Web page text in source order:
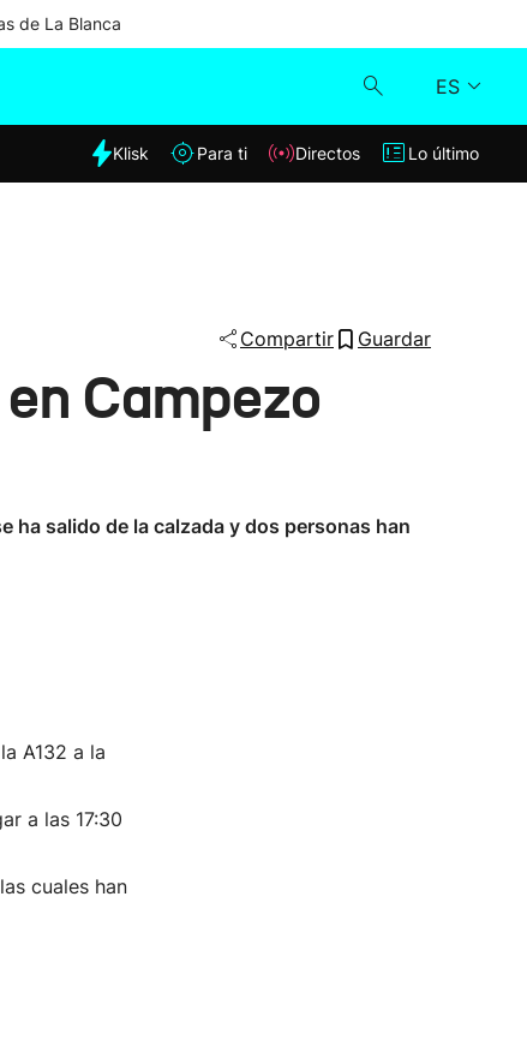
de La Blanca
ES
Klisk
Klisk Para ti Directos Lo último
Compartir Guardar
Campezo
ha salido de la calzada y dos personas han
A132 a la
a las 17:30
cuales han